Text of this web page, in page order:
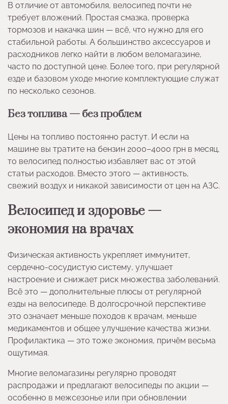
В отличие от автомобиля, велосипед почти не
требует вложений. Простая смазка, проверка
тормозов и накачка шин — всё, что нужно для его
стабильной работы. А большинство аксессуаров и
расходников легко найти в любом веломагазине,
часто по доступной цене. Более того, при регулярной
езде и базовом уходе многие комплектующие служат
по несколько сезонов.
Без топлива — без проблем
Цены на топливо постоянно растут. И если на
машине вы тратите на бензин 2000–4000 грн в месяц,
то велосипед полностью избавляет вас от этой
статьи расходов. Вместо этого — активность,
свежий воздух и никакой зависимости от цен на АЗС.
Велосипед и здоровье —
экономия на врачах
Физическая активность укрепляет иммунитет,
сердечно-сосудистую систему, улучшает
настроение и снижает риск множества заболеваний.
Всё это — дополнительные плюсы от регулярной
езды на велосипеде. В долгосрочной перспективе
это означает меньше походов к врачам, меньше
медикаментов и общее улучшение качества жизни.
Профилактика — это тоже экономия, причём весьма
ощутимая.
Многие веломагазины регулярно проводят
распродажи и предлагают велосипеды по акции —
особенно в межсезонье или при обновлении